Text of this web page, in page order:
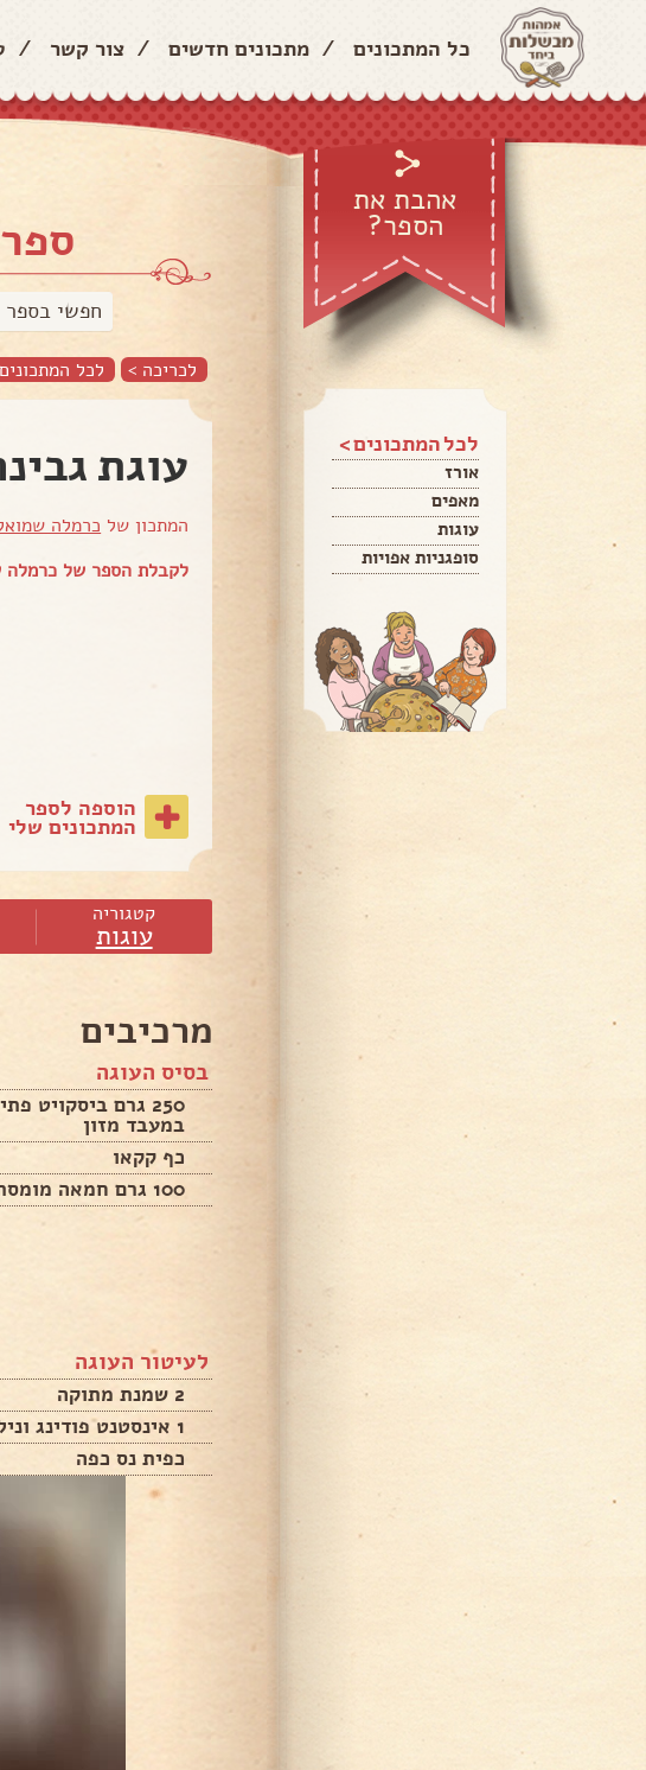
כל המתכונים / מתכונים חדשים / צור קשר /
אהבת את
הספר?
לכל המתכונים >
אורז
מאפים
עוגות
סופגניות אפויות
חפשי בספר
לכריכה > לכל
עוגת
המתכון של כרמלה
לקבלת הספר של כרמלה
הוספה לספר
המתכונים שלי
קטגוריה
עוגות
מרכיבים
בסיס העוגה
250 גרם ביסקויט
במעבד מזון
כף קקאו
100 גרם חמאה מומסת
לעיטור העוגה
2 שמנת מתוקה
1 אינסטנט פודינג וניל
כפית נס כפה